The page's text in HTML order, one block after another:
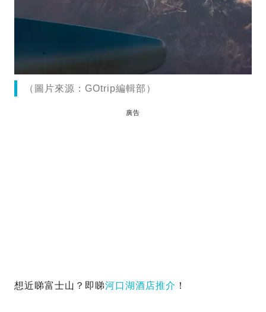
（圖片來源：GOtrip編輯部）
廣告
想近睇富士山？即睇河口湖酒店推介 ！